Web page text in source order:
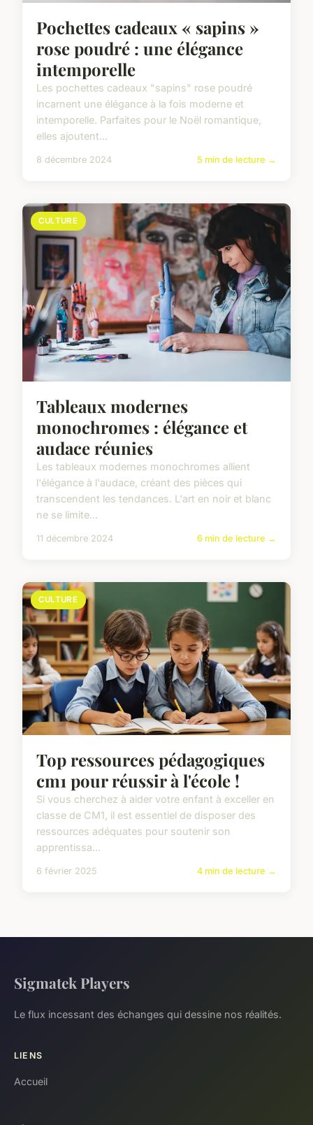
Pochettes cadeaux « sapins »
rose poudré : une élégance
intemporelle
Les pochettes cadeaux "sapins" rose poudré
incarnent une élégance à la fois moderne et
intemporelle. Parfaites pour le Noël romantique,
elles ajoutent...
8 décembre 2024 5 min de lecture →
CULTURE
Tableaux modernes
monochromes : élégance et
audace réunies
Les tableaux modernes monochromes allient
l'élégance à l'audace, créant des pièces qui
transcendent les tendances. L'art en noir et blanc
ne se limite...
11 décembre 2024 6 min de lecture →
CULTURE
Top ressources pédagogiques
cm1 pour réussir à l'école !
Si vous cherchez à aider votre enfant à exceller en
classe de CM1, il est essentiel de disposer des
ressources adéquates pour soutenir son
apprentissa...
6 février 2025 4 min de lecture →
Sigmatek Players
Le flux incessant des échanges qui dessine nos réalités.
LIENS
Accueil